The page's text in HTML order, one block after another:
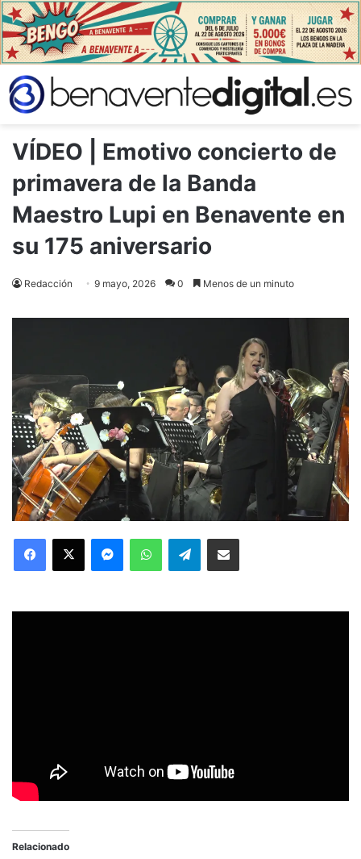
VÍDEO | Emotivo concierto de
primavera de la Banda
Maestro Lupi en Benavente en
su 175 aniversario
Redacción 9 mayo, 2026 0 Menos de un minuto
Facebook
X MessengerWhatsAppTelegramCompartir via Email
Relacionado